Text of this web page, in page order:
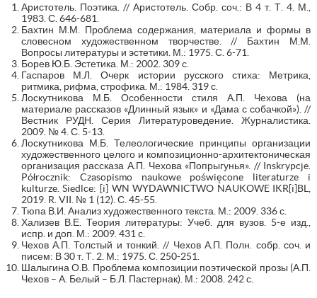
Аристотель. Поэтика. // Аристотель. Собр. соч.: В 4 т. Т. 4. М.,
1983. С. 646-681.
Бахтин М.М. Проблема содержания, материала и формы в
словесном художественном творчестве. // Бахтин М.М.
Вопросы литературы и эстетики. М.: 1975. С. 6-71.
Борев Ю.Б. Эстетика. М.: 2002. 309 с.
Гаспаров М.Л. Очерк истории русского стиха: Метрика,
ритмика, рифма, строфика. М.: 1984. 319 с.
Лоскутникова М.Б. Особенности стиля А.П. Чехова (на
материале рассказов «Длинный язык» и «Дама с собачкой»). //
Вестник РУДН. Серия Литературоведение. Журналистика.
2009. № 4. С. 5-13.
Лоскутникова М.Б. Телеологические принципы организации
художественного целого и композиционно-архитектоническая
организация рассказа А.П. Чехова «Попрыгунья». // Inskrypcje.
Półrocznik: Czasopismo naukowe poświęcone literaturze i
kulturze. Siedlce: [i] WN WYDAWNICTWO NAUKOWE IKR[i]BL,
2019. R. VII. № 1 (12). С. 45-55.
Тюпа В.И. Анализ художественного текста. М.: 2009. 336 с.
Хализев В.Е. Теория литературы: Учеб. для вузов. 5-е изд.,
испр. и доп. М.: 2009. 431 с.
Чехов А.П. Толстый и тонкий. // Чехов А.П. Полн. собр. соч. и
писем: В 30 т. Т. 2. М.: 1975. С. 250-251.
Шалыгина О.В. Проблема композиции поэтической прозы (А.П.
Чехов – А. Белый – Б.Л. Пастернак). М.: 2008. 242 с.